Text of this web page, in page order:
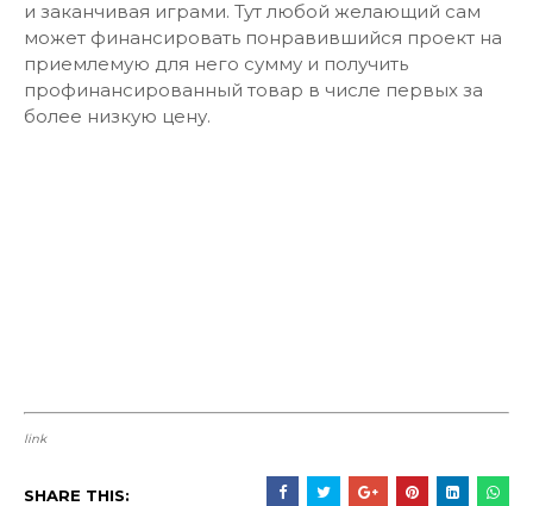
и заканчивая играми. Тут любой желающий сам
может финансировать понравившийся проект на
приемлемую для него сумму и получить
профинансированный товар в числе первых за
более низкую цену.
link
SHARE THIS: